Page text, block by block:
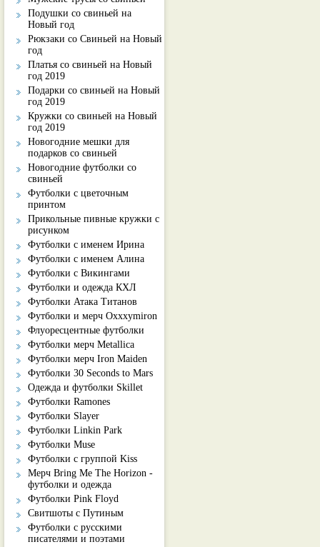
Подушки со свиньей на
Новый год
Рюкзаки со Свиньей на Новый
год
Платья со свиньей на Новый
год 2019
Подарки со свиньей на Новый
год 2019
Кружки со свиньей на Новый
год 2019
Новогодние мешки для
подарков со свиньей
Новогодние футболки со
свиньей
Футболки с цветочным
принтом
Прикольные пивные кружки с
рисунком
Футболки с именем Ирина
Футболки с именем Алина
Футболки с Викингами
Футболки и одежда КХЛ
Футболки Атака Титанов
Футболки и мерч Oxxxymiron
Флуоресцентные футболки
Футболки мерч Metallica
Футболки мерч Iron Maiden
Футболки 30 Seconds to Mars
Одежда и футболки Skillet
Футболки Ramones
Футболки Slayer
Футболки Linkin Park
Футболки Muse
Футболки с группой Kiss
Мерч Bring Me The Horizon -
футболки и одежда
Футболки Pink Floyd
Свитшоты с Путиным
Футболки с русскими
писателями и поэтами